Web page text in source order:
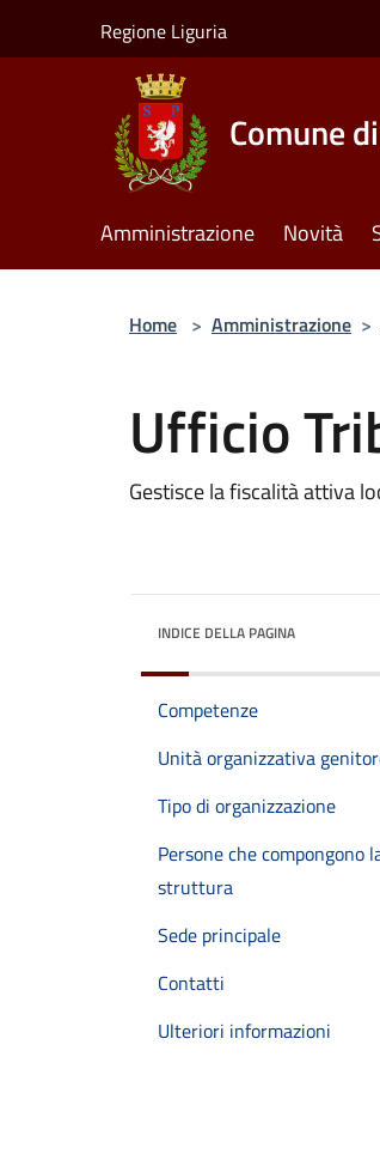
Regione Liguria
Comune
Amministrazione Novità
Home > Amministrazione >
Ufficio
Gestisce la fiscalità attiva
INDICE DELLA PAGINA
Competenze
Unità organizzativa
Tipo di organizzazione
Persone che compongono
struttura
Sede principale
Contatti
Ulteriori informazioni